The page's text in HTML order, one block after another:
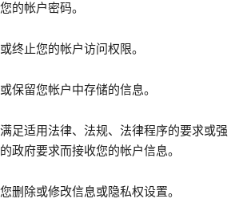
的帐户密码。
终止您的帐户访问权限。
保留您帐户中存储的信息。
足适用法律、法规、法律程序的要求或强
政府要求而接收您的帐户信息。
删除或修改信息或隐私权设置。